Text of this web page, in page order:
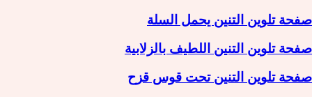
صفحة تلوين التنين يحمل السلة
صفحة تلوين التنين اللطيف بالزلابية
صفحة تلوين التنين تحت قوس قزح